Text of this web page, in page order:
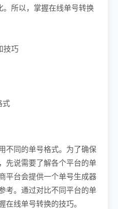
所以，掌握在线单号转换
技巧
式
不同的单号格式。为了确保
先说需要了解各个平台的单
平台会提供一个单号生成器
考。通过对比不同平台的单
在线单号转换的技巧。